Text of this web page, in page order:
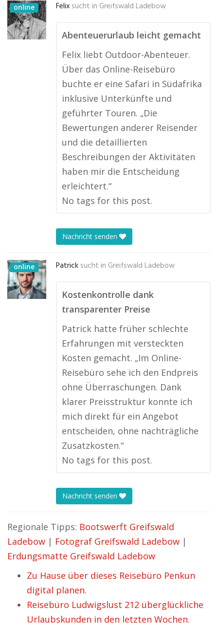
online Felix sucht in Greifswald Ladebow
Abenteuerurlaub leicht gemacht
Felix liebt Outdoor-Abenteuer.
Über das Online-Reisebüro
buchte er eine Safari in Südafrika
inklusive Unterkünfte und
geführter Touren. „Die
Bewertungen anderer Reisender
und die detaillierten
Beschreibungen der Aktivitäten
haben mir die Entscheidung
erleichtert.“
No tags for this post.
Nachricht senden
online Patrick sucht in Greifswald Ladebow
Kostenkontrolle dank
transparenter Preise
Patrick hatte früher schlechte
Erfahrungen mit versteckten
Kosten gemacht. „Im Online-
Reisebüro sehe ich den Endpreis
ohne Überraschungen. Dank
klarer Preisstruktur konnte ich
mich direkt für ein Angebot
entscheiden, ohne nachträgliche
Zusatzkosten.“
No tags for this post.
Nachricht senden
Regionale Tipps: Bootswerft Greifswald
Ladebow | Fotograf Greifswald Ladebow |
Erdungsmatte Greifswald Ladebow
Zu Hause über dieses Reisebüro Penkun
digital planen.
Reisebüro Ludwigslust 212 überglückliche
Urlaubskunden in den letzten Wochen.